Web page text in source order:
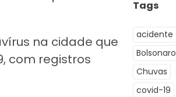
na cidade que
com registros
Tags
acidente
Bolsonaro
Chuvas
covid-19